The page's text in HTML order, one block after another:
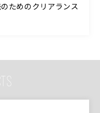
ためのクリアランス